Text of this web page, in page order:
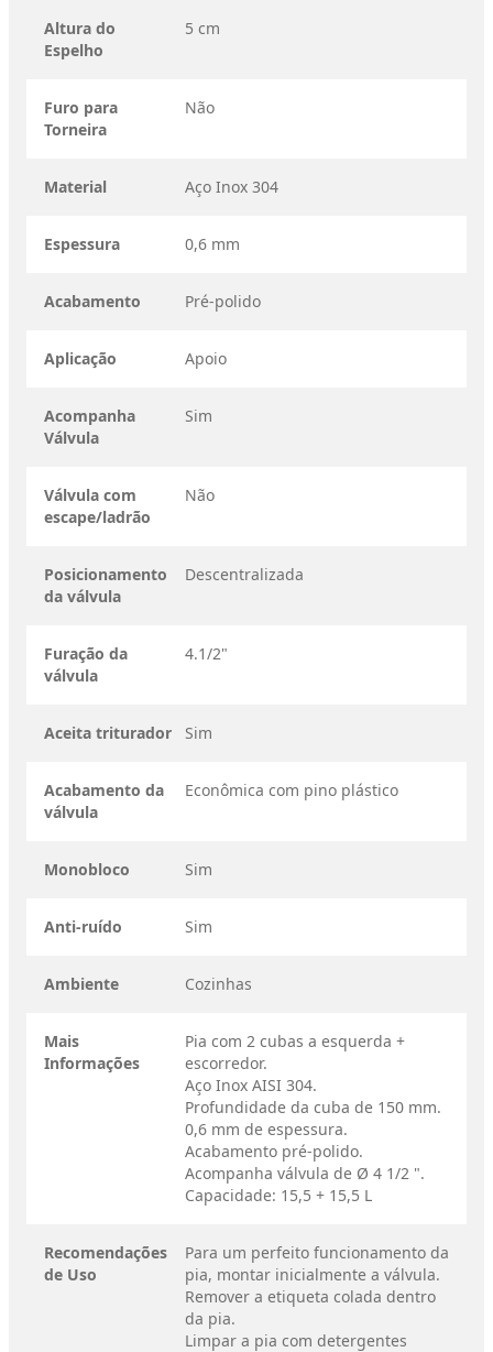
Altura do
Espelho
5 cm
Furo para
Torneira
Não
Material Aço Inox 304
Espessura 0,6 mm
Acabamento Pré-polido
Aplicação Apoio
Acompanha
Válvula
Sim
Válvula com
escape/ladrão
Não
Posicionamento
da válvula
Descentralizada
Furação da
válvula
4.1/2"
Aceita triturador Sim
Acabamento da
válvula
Econômica com pino plástico
Monobloco Sim
Anti-ruído Sim
Ambiente Cozinhas
Mais
Informações
Pia com 2 cubas a esquerda +
escorredor.
Aço Inox AISI 304.
Profundidade da cuba de 150 mm.
0,6 mm de espessura.
Acabamento pré-polido.
Acompanha válvula de Ø 4 1/2 ".
Capacidade: 15,5 + 15,5 L
Recomendações
de Uso
Para um perfeito funcionamento da
pia, montar inicialmente a válvula.
Remover a etiqueta colada dentro
da pia.
Limpar a pia com detergentes